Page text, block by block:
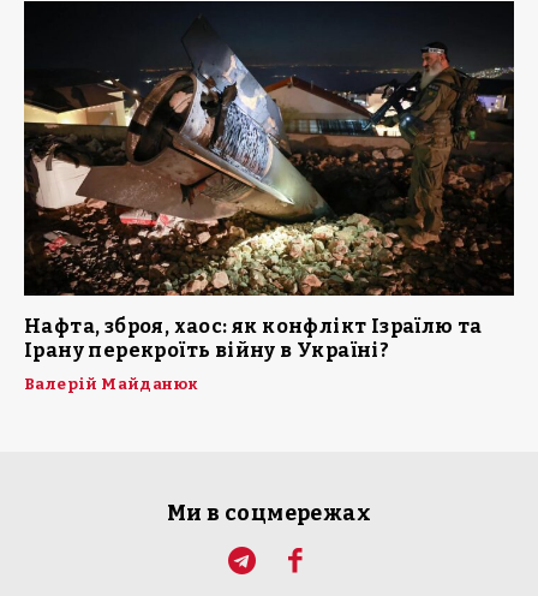
Нафта, зброя, хаос: як конфлікт Ізраїлю та
Ірану перекроїть війну в Україні?
Валерій Майданюк
Ми в соцмережах